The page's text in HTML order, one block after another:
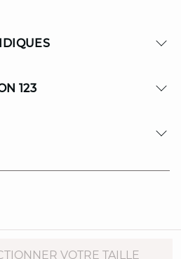
VOTRE TAILLE
123
123. All Rights reserved.